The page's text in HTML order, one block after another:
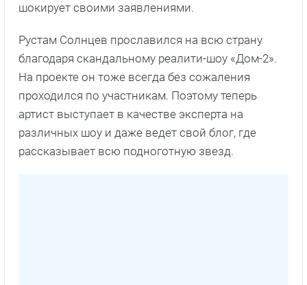
шокирует своими заявлениями.
Рустам Солнцев прославился на всю страну
благодаря скандальному реалити-шоу «Дом-2».
На проекте он тоже всегда без сожаления
проходился по участникам. Поэтому теперь
артист выступает в качестве эксперта на
различных шоу и даже ведет свой блог, где
рассказывает всю подноготную звезд.